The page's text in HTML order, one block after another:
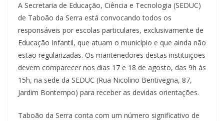
A Secretaria de Educação, Ciência e Tecnologia (SEDUC)
de Taboão da Serra está convocando todos os
responsáveis por escolas particulares, exclusivamente de
Educação Infantil, que atuam o município e que ainda não
estão regularizadas. Os mantenedores destas instituições
devem comparecer nos dias 17 e 18 de agosto, das 9h às
15h, na sede da SEDUC (Rua Nicolino Bentivegna, 87,
Jardim Bontempo) para receber as devidas orientações.
Taboão da Serra conta com um número significativo de